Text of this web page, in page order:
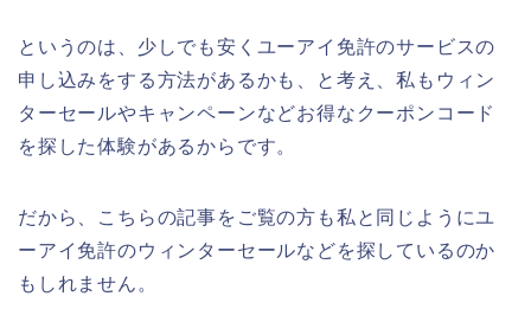
というのは、少しでも安くユーアイ免許のサービスの
申し込みをする方法があるかも、と考え、私もウィン
ターセールやキャンペーンなどお得なクーポンコード
を探した体験があるからです。
だから、こちらの記事をご覧の方も私と同じようにユ
ーアイ免許のウィンターセールなどを探しているのか
もしれません。